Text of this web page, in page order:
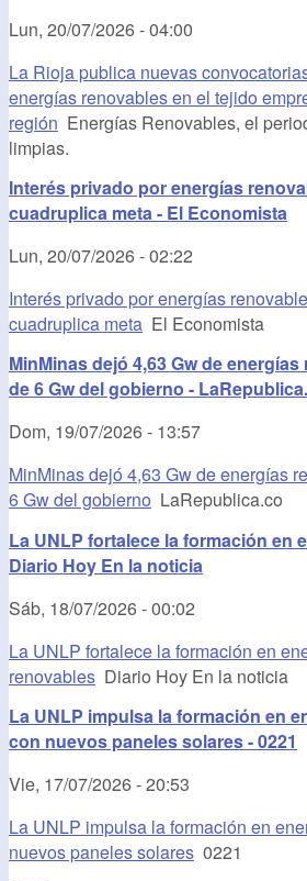
Lun, 20/07/2026 - 04:00
La Rioja publica nuevas
energías renovables en el tejido
región Energías Renovables, el
limpias.
Interés privado por energías
cuadruplica meta - El Economista
Lun, 20/07/2026 - 02:22
Interés privado por energías
cuadruplica meta El Economista
MinMinas dejó 4,63 Gw de
de 6 Gw del gobierno -
Dom, 19/07/2026 - 13:57
MinMinas dejó 4,63 Gw de energías
6 Gw del gobierno LaRepublica.co
La UNLP fortalece la formación en
Diario Hoy En la noticia
Sáb, 18/07/2026 - 00:02
La UNLP fortalece la formación en
renovables Diario Hoy En la noticia
La UNLP impulsa la formación en
con nuevos paneles solares - 0221
Vie, 17/07/2026 - 20:53
La UNLP impulsa la formación en
nuevos paneles solares 0221